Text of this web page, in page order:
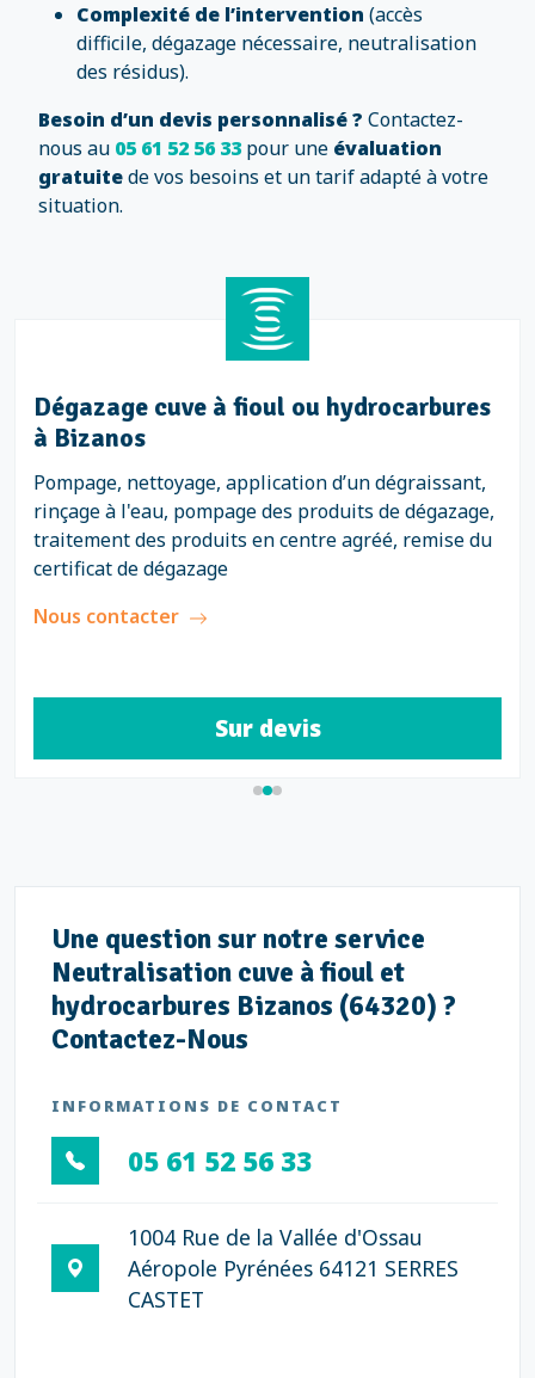
Complexité de l’intervention (accès
difficile, dégazage nécessaire, neutralisation
des résidus).
Besoin d’un devis personnalisé ? Contactez-
nous au 05 61 52 56 33 pour une évaluation
gratuitede vos besoins et un tarif adapté à votre
situation.
Dégazage cuve à fioul ou hydrocarbures
à Bizanos
Pompage, nettoyage, application d’un dégraissant,
rinçage à l'eau, pompage des produits de dégazage,
traitement des produits en centre agréé, remise du
certificat de dégazage
Nous contacter
Sur devis
Une question sur notre service
Neutralisation cuve à fioul et
hydrocarbures Bizanos (64320) ?
Contactez-Nous
INFORMATIONS DE CONTACT
05 61 52 56 33
1004 Rue de la Vallée d'Ossau
Aéropole Pyrénées 64121 SERRES
CASTET